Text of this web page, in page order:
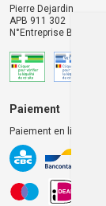
Pierre Dejardin
APB 911 302
N°Entreprise
Paiement
Paiement en ligne